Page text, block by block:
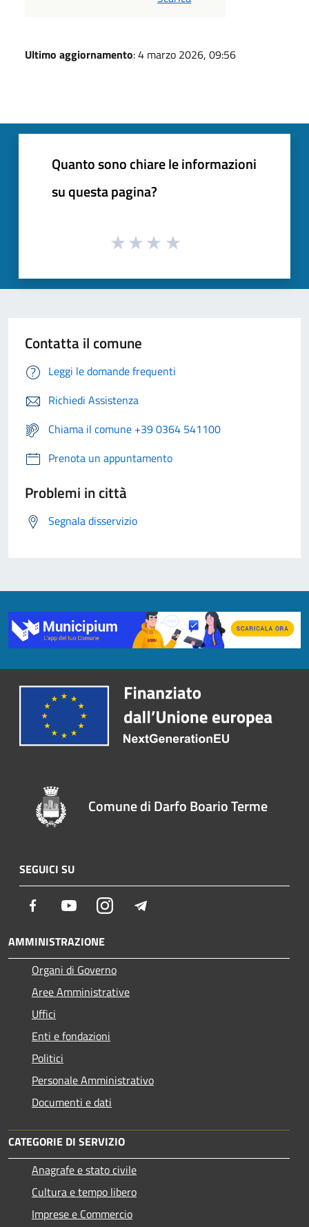
Ultimo aggiornamento: 4 marzo 2026, 09:56
Quanto sono chiare le informazioni
su questa pagina?
Contatta il comune
Leggi le domande frequenti
Richiedi Assistenza
Chiama il comune +39 0364 541100
Prenota un appuntamento
Problemi in città
Segnala disservizio
Comune di Darfo Boario Terme
SEGUICI SU
Facebook YoutubeInstagram
AMMINISTRAZIONE
Organi di Governo
Aree Amministrative
Uffici
Enti e fondazioni
Politici
Personale Amministrativo
Documenti e dati
CATEGORIE DI SERVIZIO
Anagrafe e stato civile
Cultura e tempo libero
Imprese e Commercio